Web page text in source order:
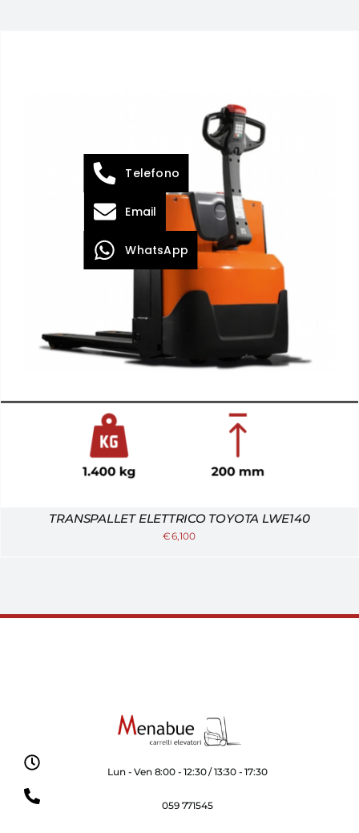
TRANSPALLET ELETTRICO TOYOTA LWE140
€6,100
Lun - Ven 8:00 - 12:30 / 13:30 - 17:30
059 771545
Telefono
Email
WhatsApp